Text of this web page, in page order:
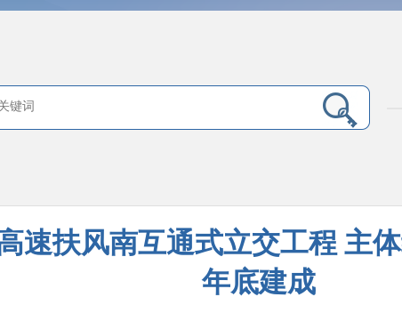
速扶风南互通式立交工程 主
年底建成